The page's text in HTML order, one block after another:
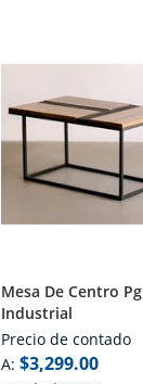
Mesa De Centro Pg
Industrial
Precio de contado
A: $3,299.00